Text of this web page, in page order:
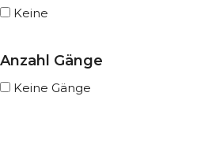
Keine
Anzahl Gänge
Keine Gänge